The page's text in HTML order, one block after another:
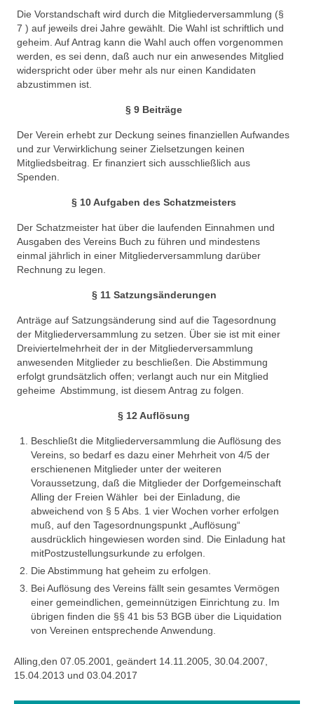
Die Vorstandschaft wird durch die Mitgliederversammlung (§
7 ) auf jeweils drei Jahre gewählt. Die Wahl ist schriftlich und
geheim. Auf Antrag kann die Wahl auch offen vorgenommen
werden, es sei denn, daß auch nur ein anwesendes Mitglied
widerspricht oder über mehr als nur einen Kandidaten
abzustimmen ist.
§ 9 Beiträge
Der Verein erhebt zur Deckung seines finanziellen Aufwandes
und zur Verwirklichung seiner Zielsetzungen keinen
Mitgliedsbeitrag. Er finanziert sich ausschließlich aus
Spenden.
§ 10 Aufgaben des Schatzmeisters
Der Schatzmeister hat über die laufenden Einnahmen und
Ausgaben des Vereins Buch zu führen und mindestens
einmal jährlich in einer Mitgliederversammlung darüber
Rechnung zu legen.
§ 11 Satzungsänderungen
Anträge auf Satzungsänderung sind auf die Tagesordnung
der Mitgliederversammlung zu setzen. Über sie ist mit einer
Dreiviertelmehrheit der in der Mitgliederversammlung
anwesenden Mitglieder zu beschließen. Die Abstimmung
erfolgt grundsätzlich offen; verlangt auch nur ein Mitglied
geheime Abstimmung, ist diesem Antrag zu folgen.
§ 12 Auflösung
Beschließt die Mitgliederversammlung die Auflösung des
Vereins, so bedarf es dazu einer Mehrheit von 4/5 der
erschienenen Mitglieder unter der weiteren
Voraussetzung, daß die Mitglieder der Dorfgemeinschaft
Alling der Freien Wähler bei der Einladung, die
abweichend von § 5 Abs. 1 vier Wochen vorher erfolgen
muß, auf den Tagesordnungspunkt „Auflösung“
ausdrücklich hingewiesen worden sind. Die Einladung hat
mitPostzustellungsurkundezu erfolgen.
Die Abstimmung hat geheim zu erfolgen.
Bei Auflösung des Vereins fällt sein gesamtes Vermögen
einer gemeindlichen, gemeinnützigen Einrichtung zu. Im
übrigen finden die §§ 41 bis 53 BGB über die Liquidation
von Vereinen entsprechende Anwendung.
Alling,den 07.05.2001, geändert 14.11.2005, 30.04.2007,
15.04.2013 und 03.04.2017